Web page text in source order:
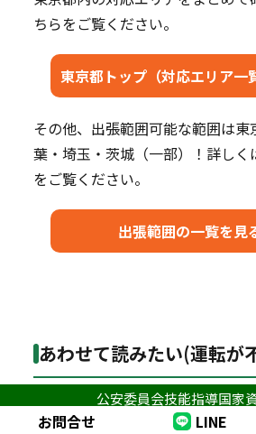
ちらをご覧ください。
東京都トップ（対応エリア一
その他、出張範囲可能な範囲は東
葉・埼玉・茨城（一部）！詳し
をご覧ください。
出張範囲の一覧を見
あわせて読みたい(運転が
運転再開は、情報を整理してか
公安委員会技能指導国家
お問合せ LINE